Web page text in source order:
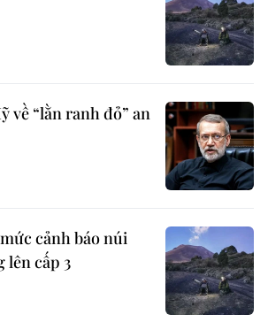
về “lằn ranh đỏ” an
cảnh báo núi
lên cấp 3